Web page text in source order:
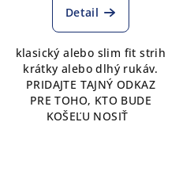
Detail
klasický alebo slim fit strih
krátky alebo dlhý rukáv.
PRIDAJTE TAJNÝ ODKAZ
PRE TOHO, KTO BUDE
KOŠEĽU NOSIŤ